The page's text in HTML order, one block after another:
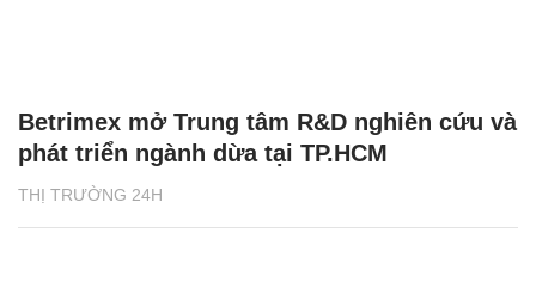
THỊ TRƯỜNG 24H
Betrimex mở Trung tâm R&D nghiên cứu và
phát triển ngành dừa tại TP.HCM